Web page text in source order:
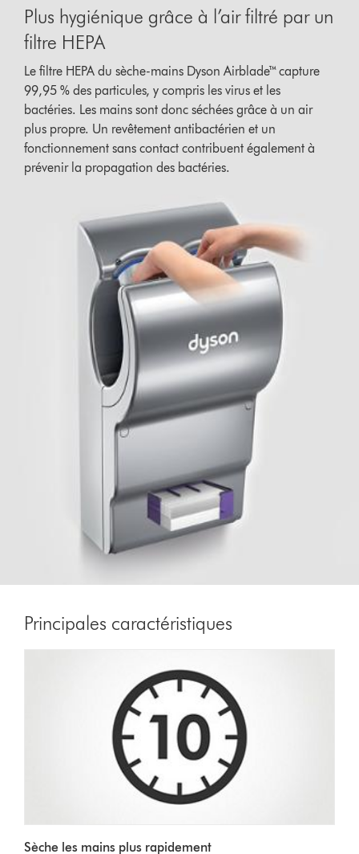
Plus hygiénique grâce à l’air filtré par un
filtre HEPA
Le filtre HEPA du sèche-mains Dyson Airblade™ capture
99,95 % des particules, y compris les virus et les
bactéries. Les mains sont donc séchées grâce à un air
plus propre. Un revêtement antibactérien et un
fonctionnement sans contact contribuent également à
prévenir la propagation des bactéries.
Principales caractéristiques
Sèche les mains plus rapidement